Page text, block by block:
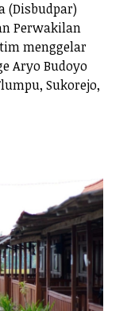
(Disbudpar)
Perwakilan
menggelar
Aryo Budoyo
Sukorejo,